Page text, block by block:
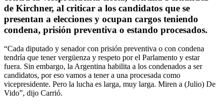
de Kirchner, al criticar a los candidatos que se
presentan a elecciones y ocupan cargos teniendo
condena, prisión preventiva o estando procesados.
“Cada diputado y senador con prisión preventiva o con condena
tendría que tener vergüenza y respeto por el Parlamento y estar
fuera. Sin embargo, la Argentina habilita a los condenados a ser
candidatos, por eso vamos a tener a una procesada como
vicepresidente. Pero la lucha es larga, muy larga. Miren a (Julio) De
Vido”, dijo Carrió.